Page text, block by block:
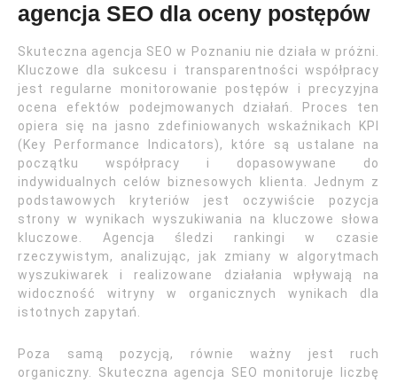
agencja SEO dla oceny postępów
Skuteczna agencja SEO w Poznaniu nie działa w próżni.
Kluczowe dla sukcesu i transparentności współpracy
jest regularne monitorowanie postępów i precyzyjna
ocena efektów podejmowanych działań. Proces ten
opiera się na jasno zdefiniowanych wskaźnikach KPI
(Key Performance Indicators), które są ustalane na
początku współpracy i dopasowywane do
indywidualnych celów biznesowych klienta. Jednym z
podstawowych kryteriów jest oczywiście pozycja
strony w wynikach wyszukiwania na kluczowe słowa
kluczowe. Agencja śledzi rankingi w czasie
rzeczywistym, analizując, jak zmiany w algorytmach
wyszukiwarek i realizowane działania wpływają na
widoczność witryny w organicznych wynikach dla
istotnych zapytań.
Poza samą pozycją, równie ważny jest ruch
organiczny. Skuteczna agencja SEO monitoruje liczbę